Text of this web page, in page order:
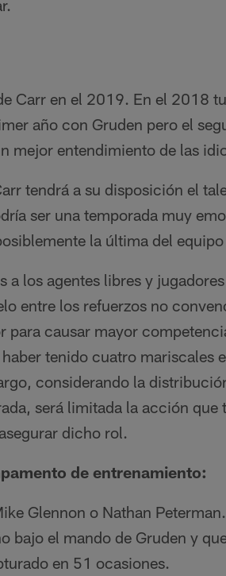
Carr en el 2019. En el 2018
año con Gruden pero el
mejor entendimiento de las
tendrá a su disposición el
ser una temporada muy
la última del
a los agentes libres y
entre los refuerzos no
para causar mayor
tenido cuatro mariscales
considerando la
será limitada la acción que
dicho rol.
de entrenamiento:
Glennon o Nathan
bajo el mando de Gruden y
en 51 ocasiones.